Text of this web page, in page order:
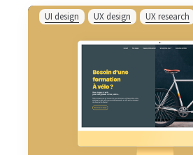
UI design UX design UX research